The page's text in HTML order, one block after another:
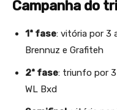
Campanha do
1ª fase: vitória por 3
Brennuz e Grafiteh
2ª fase: triunfo por
WL Bxd